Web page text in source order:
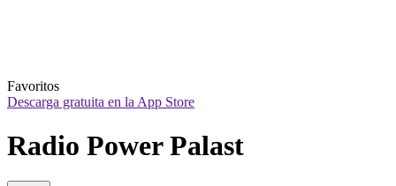
Favoritos
Descarga gratuita en la App Store
Radio Power Palast